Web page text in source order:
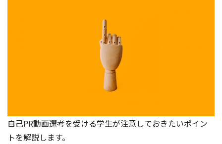
自己PR動画選考を受ける学生が注意しておきたいポイン
トを解説します。